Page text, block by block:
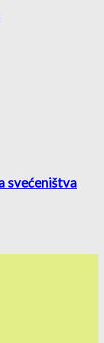
svećeništva